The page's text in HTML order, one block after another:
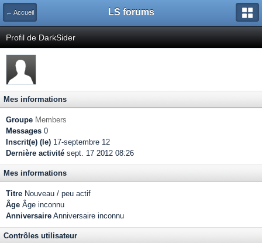
← Accueil LS forums
Profil de DarkSider
Mes informations
Groupe Members
Messages 0
Inscrit(e) (le) 17-septembre 12
Dernière activité sept. 17 2012 08:26
Mes informations
Titre Nouveau / peu actif
Âge Âge inconnu
Anniversaire Anniversaire inconnu
Contrôles utilisateur